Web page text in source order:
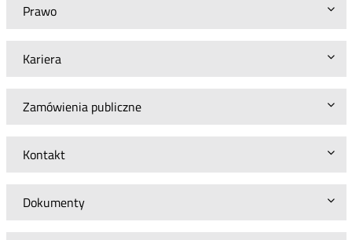
Prawo
Kariera
Zamówienia publiczne
Kontakt
Dokumenty